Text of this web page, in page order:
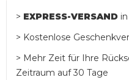
> EXPRESS-VERSAND
> Kostenlose
> Mehr Zeit für Ihre
Zeitraum auf 30 Tage